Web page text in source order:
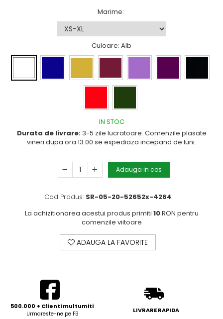
Marime:
Culoare: Alb
IN STOC
Durata de livrare:3-5 zile lucratoare. Comenzile plasate
vineri dupa ora 13.00 se expediaza incepand de luni.
Adauga in cos
Cod Produs: SR-05-20-52652x-4264
La achizitionarea acestui produs primiti 10RON pentru
comenzile viitoare
ADAUGA LA FAVORITE
500.000 + Clienti multumiti
Urmareste-ne pe FB LIVRARE RAPIDA